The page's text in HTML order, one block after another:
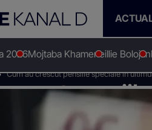
2026Mojtaba KhameneiIlie Bolojan
Cum au crescut pensiile speciale în
de lux" cu